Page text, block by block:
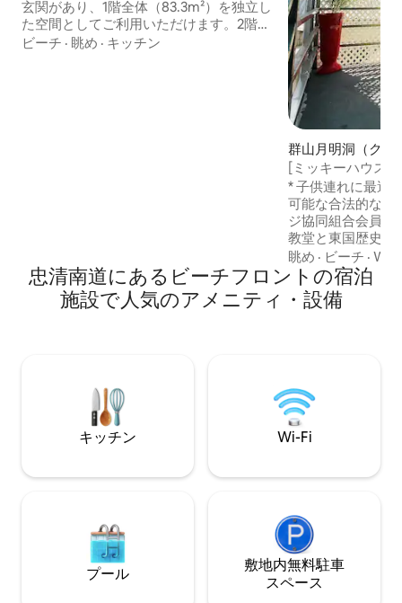
玄関があり、1階全体（83.3m²）を独立し
た空間としてご利用いただけます。2階は
ホストのご夫婦が居住しています。 朝日
緒に過ごしたいゲストの方には、事前に
お知らせいただければ、犬とのヒーリン
グタイムを提供しています。 この文を読
んでいるみなさん、明るい笑顔で健康で
ビーチ · 眺め · キッチン
群山月明洞（クン
ォルミョンドン）
[ミッキーハウス]
ク教会、草原写真
子様連れに最適、
* 子供連れに最適
可能な合法的な宿
ジ協同組合会員）
教堂と東国歴史博
堂、草原写真館、
館、東國歴史徒歩
ヤー、メイクア
ー、リンス、ボ
介 🍽️ *無料公営
眺め · ビーチ ·Wi-
忠清南道にあるビーチフロントの宿泊
施設で人気のアメニティ・設備
キッチン Wi-Fi
プール
敷地内無料駐⁠車
ス⁠ペ⁠ー⁠ス